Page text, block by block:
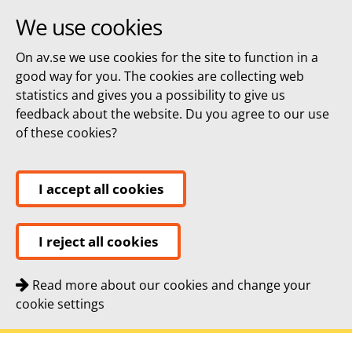
We use cookies
On av.se we use cookies for the site to function in a
good way for you. The cookies are collecting web
statistics and gives you a possibility to give us
feedback about the website. Du you agree to our use
of these cookies?
I accept all cookies
I reject all cookies
Read more about our cookies and change your
cookie settings